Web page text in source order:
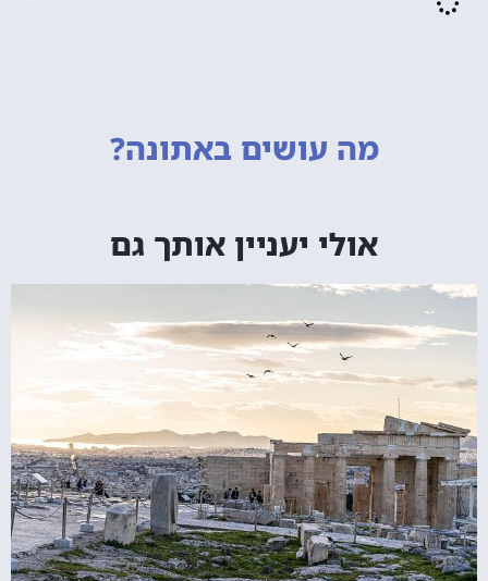
מה עושים באתונה?
אולי יעניין אותך גם